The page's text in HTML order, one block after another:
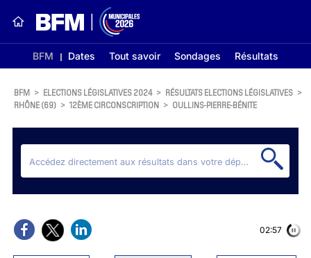
BFM Dates Tout savoir Sondages Résultats
BFM > ELECTIONS LÉGISLATIVES 2024 > RÉSULTATS ELECTIONS LÉGISLATIVES >
RHÔNE (69) > 12ÈME CIRCONSCRIPTION > OULLINS-PIERRE-BÉNITE
02:56